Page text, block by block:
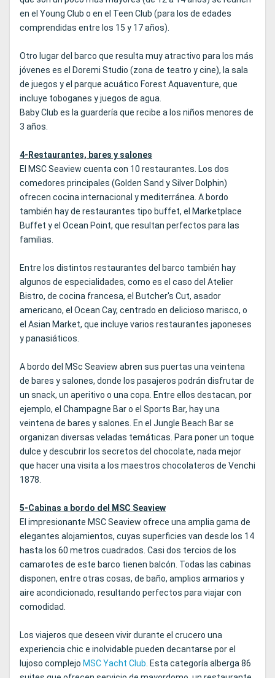
en el Young Club o en el Teen Club (para los de edades
comprendidas entre los 15 y 17 años).
Otro lugar del barco que resulta muy atractivo para los más
jóvenes es el Doremi Studio (zona de teatro y cine), la sala
de juegos y el parque acuático Forest Aquaventure, que
incluye toboganes y juegos de agua.
Baby Club es la guardería que recibe a los niños menores de
3 años.
4-Restaurantes, bares y salones
El MSC Seaview cuenta con 10 restaurantes. Los dos
comedores principales (Golden Sand y Silver Dolphin)
ofrecen cocina internacional y mediterránea. A bordo
también hay de restaurantes tipo buffet, el Marketplace
Buffet y el Ocean Point, que resultan perfectos para las
familias.
Entre los distintos restaurantes del barco también hay
algunos de especialidades, como es el caso del Atelier
Bistro, de cocina francesa, el Butcher's Cut, asador
americano, el Ocean Cay, centrado en delicioso marisco, o
el Asian Market, que incluye varios restaurantes japoneses
y panasiáticos.
A bordo del MSc Seaview abren sus puertas una veintena
de bares y salones, donde los pasajeros podrán disfrutar de
un snack, un aperitivo o una copa. Entre ellos destacan, por
ejemplo, el Champagne Bar o el Sports Bar, hay una
veintena de bares y salones. En el Jungle Beach Bar se
organizan diversas veladas temáticas. Para poner un toque
dulce y descubrir los secretos del chocolate, nada mejor
que hacer una visita a los maestros chocolateros de Venchi
1878.
5-Cabinas a bordo del MSC Seaview
El impresionante MSC Seaview ofrece una amplia gama de
elegantes alojamientos, cuyas superficies van desde los 14
hasta los 60 metros cuadrados. Casi dos tercios de los
camarotes de este barco tienen balcón. Todas las cabinas
disponen, entre otras cosas, de baño, amplios armarios y
aire acondicionado, resultando perfectos para viajar con
comodidad.
Los viajeros que deseen vivir durante el crucero una
experiencia chic e inolvidable pueden decantarse por el
lujoso complejo MSC Yacht Club. Esta categoría alberga 86